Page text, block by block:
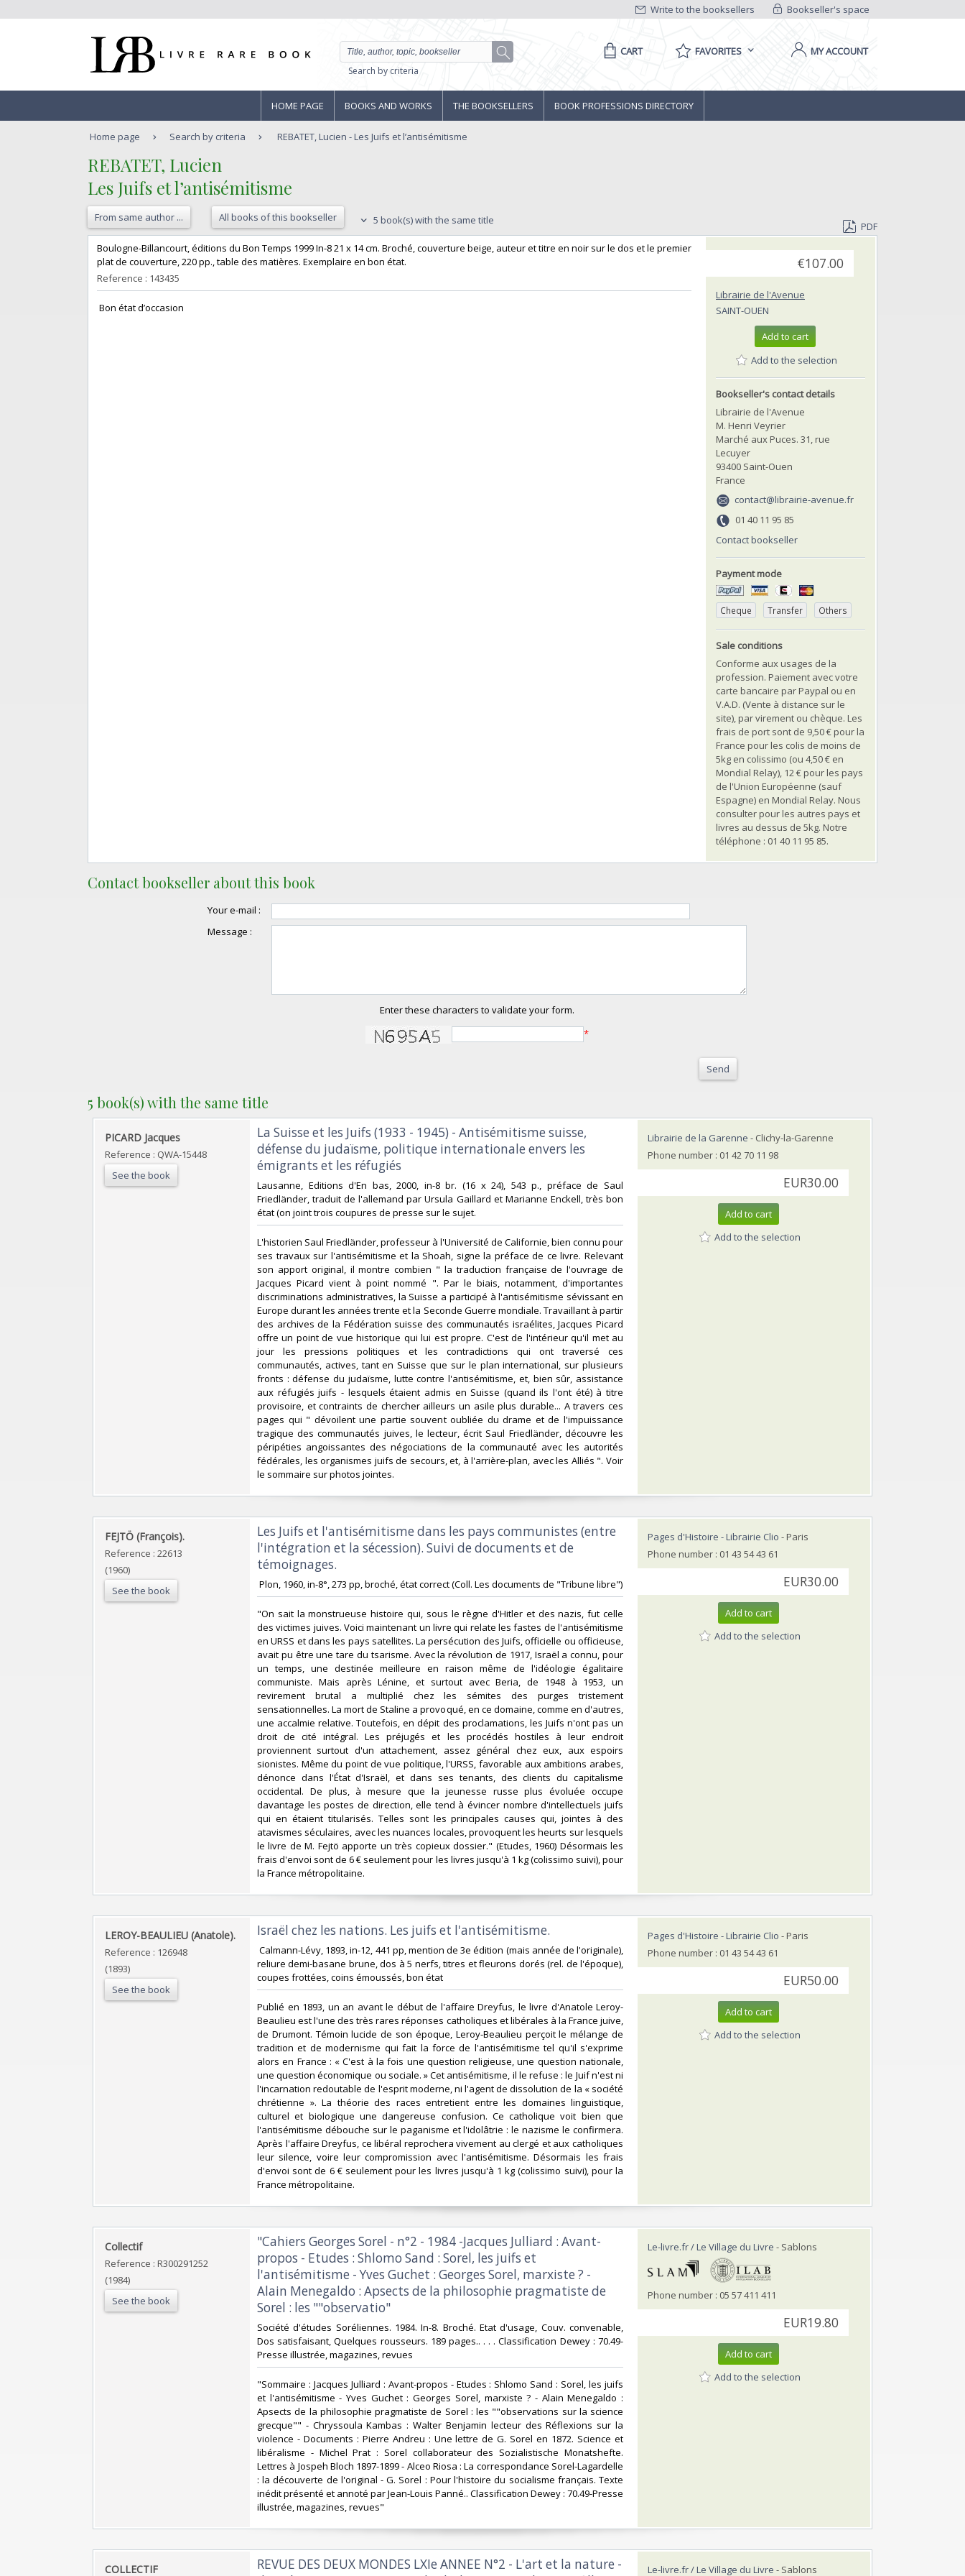
Bookseller's space
Write to the booksellers
Search by criteria
CART FAVORITES MY ACCOUNT
HOME PAGE BOOKS AND WORKS THE BOOKSELLERS BOOK PROFESSIONS DIRECTORY
Home page Search by criteria REBATET, Lucien - Les Juifs et l’antisémitisme
‎REBATET, Lucien‎
‎Les Juifs et l’antisémitisme‎
From same author ... All books of this bookseller 5 book(s) with the same title
PDF
‎Boulogne-Billancourt, éditions du Bon Temps 1999 In-8 21 x 14 cm. Broché, couverture beige, auteur et titre en noir sur le dos et le premier
plat de couverture, 220 pp., table des matières. Exemplaire en bon état.‎
Reference : 143435
‎ Bon état d’occasion ‎
€107.00
Librairie de l'Avenue
SAINT-OUEN
Add to cart
Add to the selection
Bookseller's contact details
Librairie de l'Avenue
M. Henri Veyrier
Marché aux Puces. 31, rue
Lecuyer
93400 Saint-Ouen
France
contact@librairie-avenue.fr
01 40 11 95 85
Contact bookseller
Payment mode
Cheque Transfer Others
Sale conditions
Conforme aux usages de la
profession. Paiement avec votre
carte bancaire par Paypal ou en
V.A.D. (Vente à distance sur le
site), par virement ou chèque. Les
frais de port sont de 9,50 € pour la
France pour les colis de moins de
5kg en colissimo (ou 4,50 € en
Mondial Relay), 12 € pour les pays
de l'Union Européenne (sauf
Espagne) en Mondial Relay. Nous
consulter pour les autres pays et
livres au dessus de 5kg. Notre
téléphone : 01 40 11 95 85.
Contact bookseller about this book
Your e-mail :
Message :
Enter these characters to validate your form.
*
Send
5 book(s) with the same title
‎PICARD Jacques ‎
Reference : QWA-15448
See the book
‎La Suisse et les Juifs (1933 - 1945) - Antisémitisme suisse,
défense du judaïsme, politique internationale envers les
émigrants et les réfugiés ‎
‎Lausanne, Editions d'En bas, 2000, in-8 br. (16 x 24), 543 p., préface de Saul
Friedländer, traduit de l'allemand par Ursula Gaillard et Marianne Enckell, très bon
état (on joint trois coupures de presse sur le sujet. ‎
‎L'historien Saul Friedländer, professeur à l'Université de Californie, bien connu pour
ses travaux sur l'antisémitisme et la Shoah, signe la préface de ce livre. Relevant
son apport original, il montre combien " la traduction française de l'ouvrage de
Jacques Picard vient à point nommé ". Par le biais, notamment, d'importantes
discriminations administratives, la Suisse a participé à l'antisémitisme sévissant en
Europe durant les années trente et la Seconde Guerre mondiale. Travaillant à partir
des archives de la Fédération suisse des communautés israélites, Jacques Picard
offre un point de vue historique qui lui est propre. C'est de l'intérieur qu'il met au
jour les pressions politiques et les contradictions qui ont traversé ces
communautés, actives, tant en Suisse que sur le plan international, sur plusieurs
fronts : défense du judaïsme, lutte contre l'antisémitisme, et, bien sûr, assistance
aux réfugiés juifs - lesquels étaient admis en Suisse (quand ils l'ont été) à titre
provisoire, et contraints de chercher ailleurs un asile plus durable... A travers ces
pages qui " dévoilent une partie souvent oubliée du drame et de l'impuissance
tragique des communautés juives, le lecteur, écrit Saul Friedländer, découvre les
péripéties angoissantes des négociations de la communauté avec les autorités
fédérales, les organismes juifs de secours, et, à l'arrière-plan, avec les Alliés ". Voir
le sommaire sur photos jointes. ‎
Librairie de la Garenne - Clichy-la-Garenne
Phone number : 01 42 70 11 98
EUR30.00
Add to cart
Add to the selection
‎FEJTÖ (François).‎
Reference : 22613
(1960)
See the book
‎Les Juifs et l'antisémitisme dans les pays communistes (entre
l'intégration et la sécession). Suivi de documents et de
témoignages.‎
‎ Plon, 1960, in-8°, 273 pp, broché, état correct (Coll. Les documents de "Tribune libre")‎
‎"On sait la monstrueuse histoire qui, sous le règne d'Hitler et des nazis, fut celle
des victimes juives. Voici maintenant un livre qui relate les fastes de l'antisémitisme
en URSS et dans les pays satellites. La persécution des Juifs, officielle ou officieuse,
avait pu être une tare du tsarisme. Avec la révolution de 1917, Israël a connu, pour
un temps, une destinée meilleure en raison même de l'idéologie égalitaire
communiste. Mais après Lénine, et surtout avec Beria, de 1948 à 1953, un
revirement brutal a multiplié chez les sémites des purges tristement
sensationnelles. La mort de Staline a provoqué, en ce domaine, comme en d'autres,
une accalmie relative. Toutefois, en dépit des proclamations, les Juifs n'ont pas un
droit de cité intégral. Les préjugés et les procédés hostiles à leur endroit
proviennent surtout d'un attachement, assez général chez eux, aux espoirs
sionistes. Même du point de vue politique, l'URSS, favorable aux ambitions arabes,
dénonce dans l'État d'Israël, et dans ses tenants, des clients du capitalisme
occidental. De plus, à mesure que la jeunesse russe plus évoluée occupe
davantage les postes de direction, elle tend à évincer nombre d'intellectuels juifs
qui en étaient titularisés. Telles sont les principales causes qui, jointes à des
atavismes séculaires, avec les nuances locales, provoquent les heurts sur lesquels
le livre de M. Fejtö apporte un très copieux dossier." (Etudes, 1960) Désormais les
frais d'envoi sont de 6 € seulement pour les livres jusqu'à 1 kg (colissimo suivi), pour
la France métropolitaine.‎
Pages d'Histoire - Librairie Clio - Paris
Phone number : 01 43 54 43 61
EUR30.00
Add to cart
Add to the selection
‎LEROY-BEAULIEU (Anatole).‎
Reference : 126948
(1893)
See the book
‎Israël chez les nations. Les juifs et l'antisémitisme.‎
‎ Calmann-Lévy, 1893, in-12, 441 pp, mention de 3e édition (mais année de l'originale),
reliure demi-basane brune, dos à 5 nerfs, titres et fleurons dorés (rel. de l'époque),
coupes frottées, coins émoussés, bon état‎
‎Publié en 1893, un an avant le début de l'affaire Dreyfus, le livre d'Anatole Leroy-
Beaulieu est l'une des très rares réponses catholiques et libérales à la France juive,
de Drumont. Témoin lucide de son époque, Leroy-Beaulieu perçoit le mélange de
tradition et de modernisme qui fait la force de l'antisémitisme tel qu'il s'exprime
alors en France : « C'est à la fois une question religieuse, une question nationale,
une question économique ou sociale. » Cet antisémitisme, il le refuse : le Juif n'est ni
l'incarnation redoutable de l'esprit moderne, ni l'agent de dissolution de la « société
chrétienne ». La théorie des races entretient entre les domaines linguistique,
culturel et biologique une dangereuse confusion. Ce catholique voit bien que
l'antisémitisme débouche sur le paganisme et l'idolâtrie : le nazisme le confirmera.
Après l'affaire Dreyfus, ce libéral reprochera vivement au clergé et aux catholiques
leur silence, voire leur compromission avec l'antisémitisme. Désormais les frais
d'envoi sont de 6 € seulement pour les livres jusqu'à 1 kg (colissimo suivi), pour la
France métropolitaine.‎
Pages d'Histoire - Librairie Clio - Paris
Phone number : 01 43 54 43 61
EUR50.00
Add to cart
Add to the selection
‎Collectif‎
Reference : R300291252
(1984)
See the book
‎"Cahiers Georges Sorel - n°2 - 1984 -Jacques Julliard : Avant-
propos - Etudes : Shlomo Sand : Sorel, les juifs et
l'antisémitisme - Yves Guchet : Georges Sorel, marxiste ? -
Alain Menegaldo : Apsects de la philosophie pragmatiste de
Sorel : les ""observatio"‎
‎Société d'études Soréliennes. 1984. In-8. Broché. Etat d'usage, Couv. convenable,
Dos satisfaisant, Quelques rousseurs. 189 pages.. . . . Classification Dewey : 70.49-
Presse illustrée, magazines, revues‎
‎"Sommaire : Jacques Julliard : Avant-propos - Etudes : Shlomo Sand : Sorel, les juifs
et l'antisémitisme - Yves Guchet : Georges Sorel, marxiste ? - Alain Menegaldo :
Apsects de la philosophie pragmatiste de Sorel : les ""observations sur la science
grecque"" - Chryssoula Kambas : Walter Benjamin lecteur des Réflexions sur la
violence - Documents : Pierre Andreu : Une lettre de G. Sorel en 1872. Science et
libéralisme - Michel Prat : Sorel collaborateur des Sozialistische Monatshefte.
Lettres à Jospeh Bloch 1897-1899 - Alceo Riosa : La correspondance Sorel-Lagardelle
: la découverte de l'original - G. Sorel : Pour l'histoire du socialisme français. Texte
inédit présenté et annoté par Jean-Louis Panné.. Classification Dewey : 70.49-Presse
illustrée, magazines, revues"‎
Le-livre.fr / Le Village du Livre - Sablons
Phone number : 05 57 411 411
EUR19.80
Add to cart
Add to the selection
‎COLLECTIF‎
‎REVUE DES DEUX MONDES LXIe ANNEE N°2 - L'art et la nature -
Le-livre.fr / Le Village du Livre - Sablons